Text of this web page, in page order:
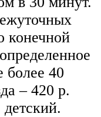
конечной
более 40
– 420 р.